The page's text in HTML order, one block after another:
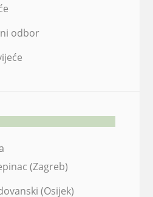
odbor
(Zagreb)
(Osijek)